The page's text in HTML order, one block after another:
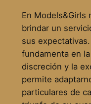
En Models&Girls
brindar un
sus
fundamenta en
discreción y la
permite
particulares de